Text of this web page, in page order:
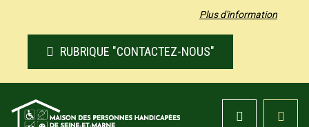
Plus d'information
- par téléphone au 01 64 19 11 40 uniquement
vendredi de 13h30 à 16h.
disposition sur notre site, rubrique "Contactez-nous".
RUBRIQUE "CONTACTEZ-NOUS"